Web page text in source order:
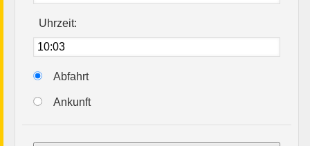
Uhrzeit:
Abfahrt
Ankunft